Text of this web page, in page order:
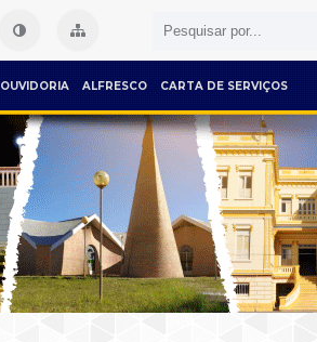
OUVIDORIA ALFRESCO CARTA DE SERVIÇOS